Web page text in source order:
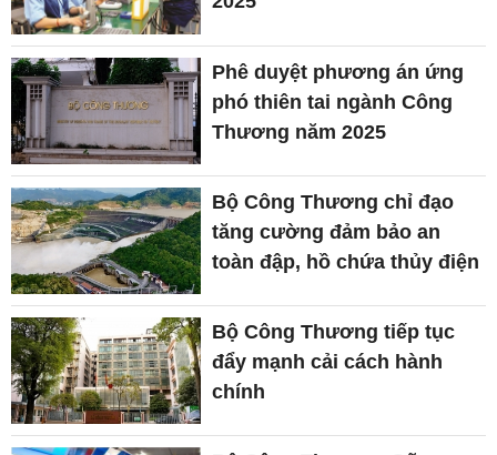
Phê duyệt phương án ứng
phó thiên tai ngành Công
Thương năm 2025
Bộ Công Thương chỉ đạo
tăng cường đảm bảo an
toàn đập, hồ chứa thủy điện
Bộ Công Thương tiếp tục
đẩy mạnh cải cách hành
chính